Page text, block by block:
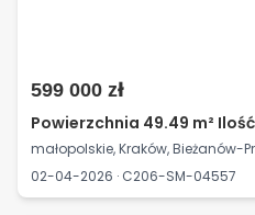
599 000 zł
Powierzchnia 49.49 m²
małopolskie, Kraków, Bieżanów-
02-04-2026 · C206-SM-04557